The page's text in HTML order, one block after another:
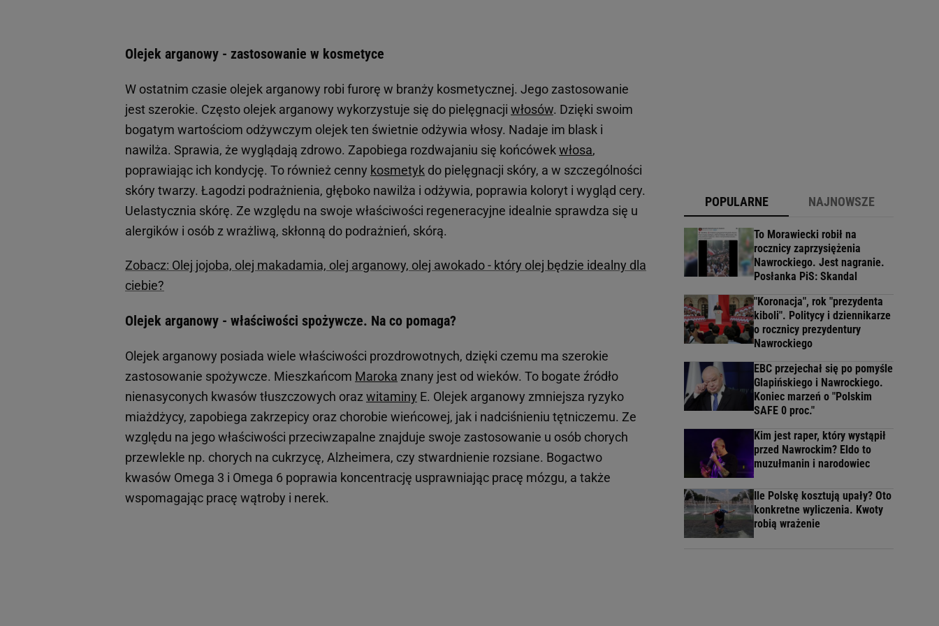
Olejek arganowy - zastosowanie w kosmetyce
W ostatnim czasie olejek arganowy robi furorę w branży kosmetycznej. Jego zastosowanie
jest szerokie. Często olejek arganowy wykorzystuje się do pielęgnacji włosów. Dzięki swoim
bogatym wartościom odżywczym olejek ten świetnie odżywia włosy. Nadaje im blask i
nawilża. Sprawia, że wyglądają zdrowo. Zapobiega rozdwajaniu się końcówekwłosa,
poprawiając ich kondycję. To również cenny kosmetyk do pielęgnacji skóry, a w szczególności
skóry twarzy. Łagodzi podrażnienia, głęboko nawilża i odżywia, poprawia koloryt i wygląd cery.
Uelastycznia skórę. Ze względu na swoje właściwości regeneracyjne idealnie sprawdza się u
alergików i osób z wrażliwą, skłonną do podrażnień, skórą.
Zobacz: Olej jojoba, olej makadamia, olej arganowy, olej awokado - który olej będzie idealny dla
ciebie?
Olejek arganowy - właściwości spożywcze. Na co pomaga?
Olejek arganowy posiada wiele właściwości prozdrowotnych, dzięki czemu ma szerokie
zastosowanie spożywcze. Mieszkańcom Maroka znany jest od wieków. To bogate źródło
nienasyconych kwasów tłuszczowych oraz witaminy E. Olejek arganowy zmniejsza ryzyko
miażdżycy, zapobiega zakrzepicy oraz chorobie wieńcowej, jak i nadciśnieniu tętniczemu. Ze
względu na jego właściwości przeciwzapalne znajduje swoje zastosowanie u osób chorych
przewlekle np. chorych na cukrzycę, Alzheimera, czy stwardnienie rozsiane. Bogactwo
kwasów Omega 3 i Omega 6 poprawia koncentrację usprawniając pracę mózgu, a także
wspomagając pracę wątroby i nerek.
POPULARNE NAJNOWSZE
To Morawiecki robił na
rocznicy zaprzysiężenia
Nawrockiego. Jest nagranie.
Posłanka PiS: Skandal
"Koronacja", rok "prezydenta
kiboli". Politycy i dziennikarze
o rocznicy prezydentury
Nawrockiego
EBC przejechał się po pomyśle
Glapińskiego i Nawrockiego.
Koniec marzeń o "Polskim
SAFE 0 proc."
Kim jest raper, który wystąpił
przed Nawrockim? Eldo to
muzułmanin i narodowiec
Ile Polskę kosztują upały? Oto
konkretne wyliczenia. Kwoty
robią wrażenie